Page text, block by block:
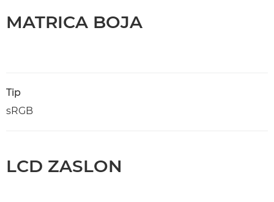
MATRICA BOJA
Tip
sRGB
LCD ZASLON